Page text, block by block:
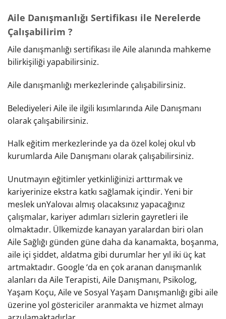
Aile Danışmanlığı Sertifikası ile Nerelerde
Çalışabilirim ?
Aile danışmanlığı sertifikası ile Aile alanında mahkeme
bilirkişiliği yapabilirsiniz.
Aile danışmanlığı merkezlerinde çalışabilirsiniz.
Belediyeleri Aile ile ilgili kısımlarında Aile Danışmanı
olarak çalışabilirsiniz.
Halk eğitim merkezlerinde ya da özel kolej okul vb
kurumlarda Aile Danışmanı olarak çalışabilirsiniz.
Unutmayın eğitimler yetkinliğinizi arttırmak ve
kariyerinize ekstra katkı sağlamak içindir. Yeni bir
meslek unYalovaı almış olacaksınız yapacağınız
çalışmalar, kariyer adımları sizlerin gayretleri ile
olmaktadır. Ülkemizde kanayan yaralardan biri olan
Aile Sağlığı günden güne daha da kanamakta, boşanma,
aile içi şiddet, aldatma gibi durumlar her yıl iki üç kat
artmaktadır. Google ‘da en çok aranan danışmanlık
alanları da Aile Terapisti, Aile Danışmanı, Psikolog,
Yaşam Koçu, Aile ve Sosyal Yaşam Danışmanlığı gibi aile
üzerine yol göstericiler aranmakta ve hizmet almayı